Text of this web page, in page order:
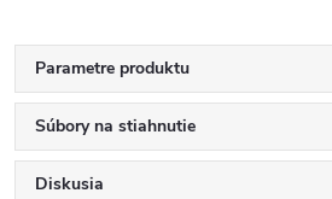
Parametre produktu
Súbory na stiahnutie
Diskusia